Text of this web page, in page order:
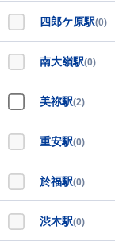
四郎ケ原駅(0)
南大嶺駅(0)
美祢駅(2)
重安駅(0)
於福駅(0)
渋木駅(0)